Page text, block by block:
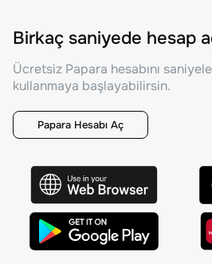
Birkaç saniyede hesap
Ücretsiz Papara hesabını
kullanmaya başlayabilirsin.
Papara Hesabı Aç